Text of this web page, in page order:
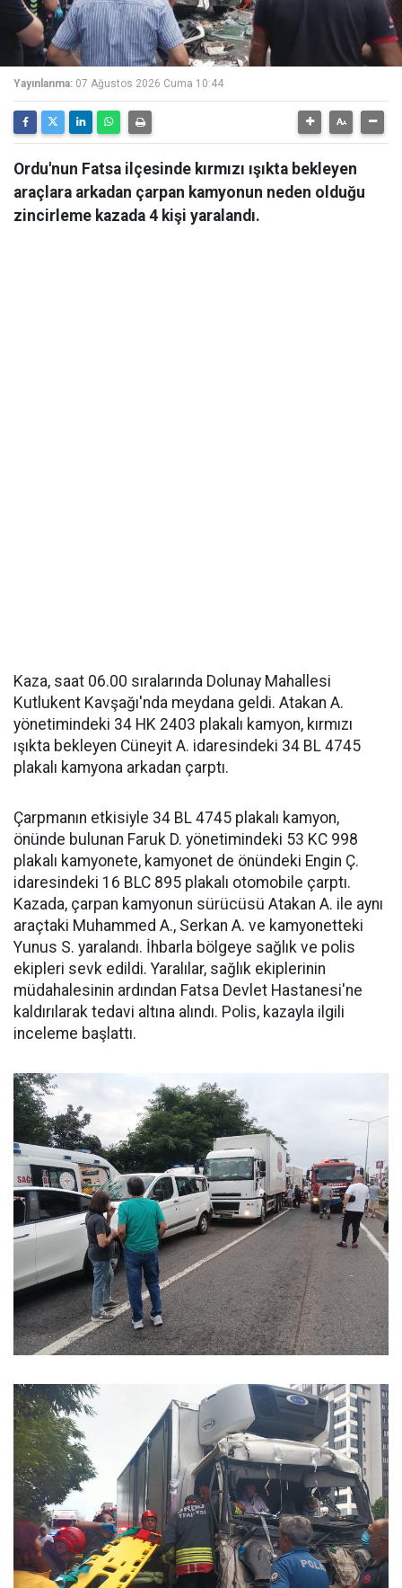
Yayınlanma: 07 Ağustos 2026 Cuma 10:44
Ordu'nun Fatsa ilçesinde kırmızı ışıkta bekleyen
araçlara arkadan çarpan kamyonun neden olduğu
zincirleme kazada 4 kişi yaralandı.
Kaza, saat 06.00 sıralarında Dolunay Mahallesi
Kutlukent Kavşağı'nda meydana geldi. Atakan A.
yönetimindeki 34 HK 2403 plakalı kamyon, kırmızı
ışıkta bekleyen Cüneyit A. idaresindeki 34 BL 4745
plakalı kamyona arkadan çarptı.
Çarpmanın etkisiyle 34 BL 4745 plakalı kamyon,
önünde bulunan Faruk D. yönetimindeki 53 KC 998
plakalı kamyonete, kamyonet de önündeki Engin Ç.
idaresindeki 16 BLC 895 plakalı otomobile çarptı.
Kazada, çarpan kamyonun sürücüsü Atakan A. ile aynı
araçtaki Muhammed A., Serkan A. ve kamyonetteki
Yunus S. yaralandı. İhbarla bölgeye sağlık ve polis
ekipleri sevk edildi. Yaralılar, sağlık ekiplerinin
müdahalesinin ardından Fatsa Devlet Hastanesi'ne
kaldırılarak tedavi altına alındı. Polis, kazayla ilgili
inceleme başlattı.